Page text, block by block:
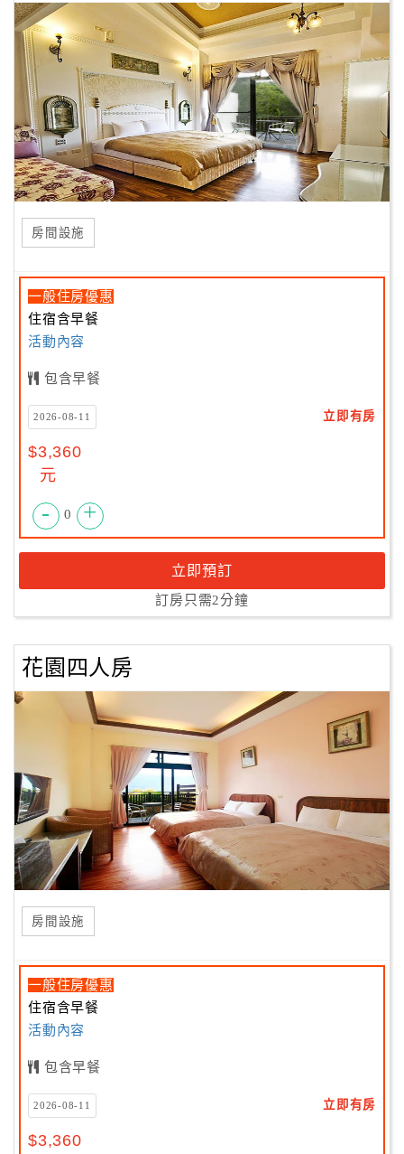
房間設施
一般住房優惠
住宿含早餐
活動內容
包含早餐
2026-08-11 立即有房
$3,360
元
- 0 +
立即預訂
訂房只需2分鐘
花園四人房
房間設施
一般住房優惠
住宿含早餐
活動內容
包含早餐
2026-08-11 立即有房
$3,360